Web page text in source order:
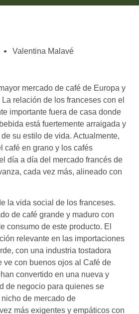
Valentina Malavé
mercado de café de Europa y
relación de los franceses con el
importante fuera de casa donde
está fuertemente arraigada y
su estilo de vida. Actualmente,
café en grano y los cafés
día a día del mercado francés de
cada vez más, alineado con
la vida social de los franceses.
de café grande y maduro con
consumo de este producto. El
relevante en las importaciones
con una industria tostadora
ve con buenos ojos al Café de
convertido en una nueva y
de negocio para quienes se
de mercado de
más exigentes y empáticos con